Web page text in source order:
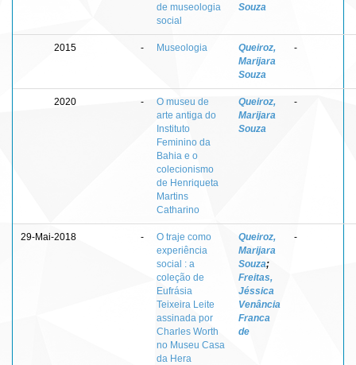
de museologia
social
Souza
2015 - Museologia
Queiroz,
Marijara
Souza
-
2020 -
O museu de
arte antiga do
Instituto
Feminino da
Bahia e o
colecionismo
de Henriqueta
Martins
Catharino
Queiroz,
Marijara
Souza
-
29-Mai-2018 -
O traje como
experiência
social : a
coleção de
Eufrásia
Teixeira Leite
assinada por
Charles Worth
no Museu Casa
da Hera
Queiroz,
Marijara
Souza;
Freitas,
Jéssica
Venância
Franca
de
-